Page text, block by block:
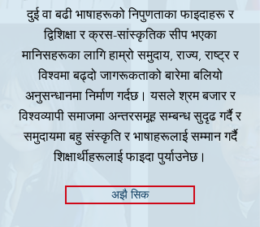
दुई वा बढी भाषाहरूको निपुणताका फाइदाहरू र
द्विशिक्षा र क्रस-सांस्कृतिक सीप भएका
मानिसहरूका लागि हाम्रो समुदाय, राज्य, राष्ट्र र
विश्वमा बढ्दो जागरूकताको बारेमा बलियो
अनुसन्धानमा निर्माण गर्दछ। यसले श्रम बजार र
विश्वव्यापी समाजमा अन्तरसमूह सम्बन्ध सुदृढ गर्दै र
समुदायमा बहु संस्कृति र भाषाहरूलाई सम्मान गर्दै
शिक्षार्थीहरूलाई फाइदा पुर्याउनेछ।
अझै सिक